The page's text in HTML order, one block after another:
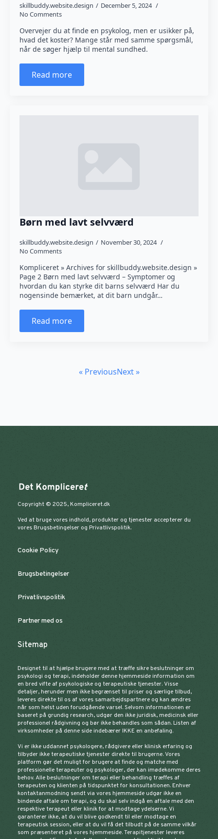
skillbuddy.website.design
December 5, 2024
No Comments
Overvejer du at finde en psykolog, men er usikker på,
hvad det koster? Mange står med samme spørgsmål,
når de søger hjælp til mental sundhed.
Read more
Børn med lavt selvværd
skillbuddy.website.design
November 30, 2024
No Comments
Kompliceret » Archives for skillbuddy.website.design »
Page 2 Børn med lavt selvværd – Symptomer og
hvordan du kan styrke dit barns selvværd Har du
nogensinde bemærket, at dit barn undgår…
Read more
« PreviousNext »
Copyright © 2025, Kompliceret.dk
Ved at bruge vores indhold, produkter og tjenester accepterer du
vores Brugsbetingelser og Privatlivspolitik.
Cookie Policy
Brugsbetingelser
Privatlivspolitik
Partner med os
Sitemap
Designet til at hjælpe brugere med at træffe sikre beslutninger om
psykologi og terapi, indeholder denne hjemmeside information om
en bred vifte af psykologiske og terapeutiske tjenester. Visse
detaljer, herunder men ikke begrænset til priser og særlige tilbud,
leveres direkte til os af vores samarbejdspartnere og kan ændres
når som helst uden forudgående varsel. Selvom informationen er
baseret på grundig research, udgør den ikke juridisk, medicinsk eller
professionel rådgivning og bør ikke behandles som sådan. Listen af
virksomheder på denne side indebærer IKKE en anbefaling.
Vi er ikke uddannet psykologere, rådgivere eller klinisk erfaring og
tilbyder ikke terapeutiske tjenester direkte til brugerne. Vores
platform gør det muligt for brugere at finde og matche med
professionelle terapeuter og psykologer, der kan imødekomme deres
behov. Alle beslutninger om terapi eller behandling træffes af
terapeuten og klienten på tidspunktet for konsultationen. Enhver
kontaktanmodning sendt via vores hjemmeside udgør ikke en
bindende aftale om terapi, og du skal selv indgå en aftale med den
respektive terapeut eller klinik for at modtage ydelserne. Vi
garanterer ikke, at du vil blive godkendt til eller modtage en
terapeutisk session, eller at du vil få det tilbudt på de samme vilkår
som præsenteret på vores hjemmeside. Terapitjenester leveres